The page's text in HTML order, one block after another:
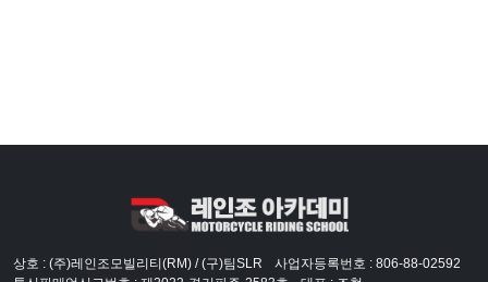
상호 : (주)레인조모빌리티(RM) / (구)팀SLR
사업자등록번호 : 806-88-02592